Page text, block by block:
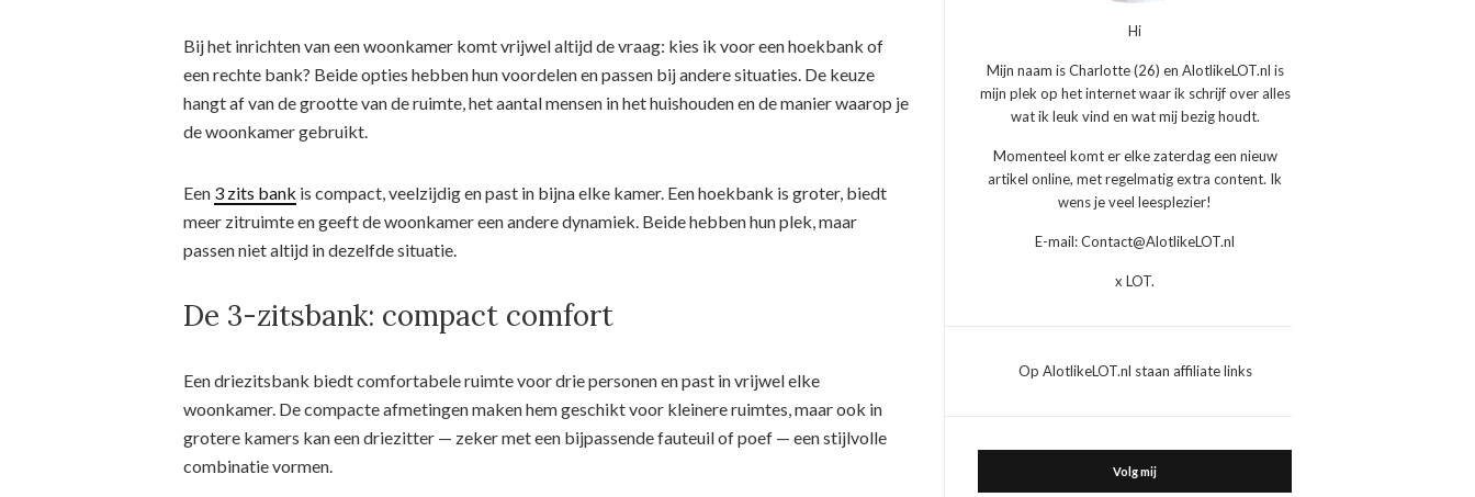
Bij het inrichten van een woonkamer komt vrijwel altijd de vraag: kies ik voor een hoekbank of
een rechte bank? Beide opties hebben hun voordelen en passen bij andere situaties. De keuze
hangt af van de grootte van de ruimte, het aantal mensen in het huishouden en de manier waarop je
de woonkamer gebruikt.
Een 3 zits bank is compact, veelzijdig en past in bijna elke kamer. Een hoekbank is groter, biedt
meer zitruimte en geeft de woonkamer een andere dynamiek. Beide hebben hun plek, maar
passen niet altijd in dezelfde situatie.
De 3-zitsbank: compact comfort
Een driezitsbank biedt comfortabele ruimte voor drie personen en past in vrijwel elke
woonkamer. De compacte afmetingen maken hem geschikt voor kleinere ruimtes, maar ook in
grotere kamers kan een driezitter — zeker met een bijpassende fauteuil of poef — een stijlvolle
combinatie vormen.
Hi
Mijn naam is Charlotte (26) en AlotlikeLOT.nl is
mijn plek op het internet waar ik schrijf over alles
wat ik leuk vind en wat mij bezig houdt.
Momenteel komt er elke zaterdag een nieuw
artikel online, met regelmatig extra content. Ik
wens je veel leesplezier!
E-mail: Contact@AlotlikeLOT.nl
x LOT.
Op AlotlikeLOT.nl staan affiliate links
Volg mij